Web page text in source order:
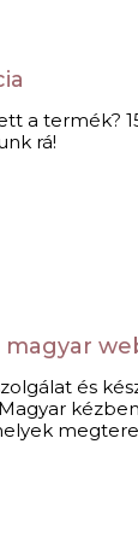
a termék?
rá!
és